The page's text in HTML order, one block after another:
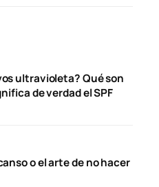
ultravioleta? Qué son
de verdad el SPF
o el arte de no hacer